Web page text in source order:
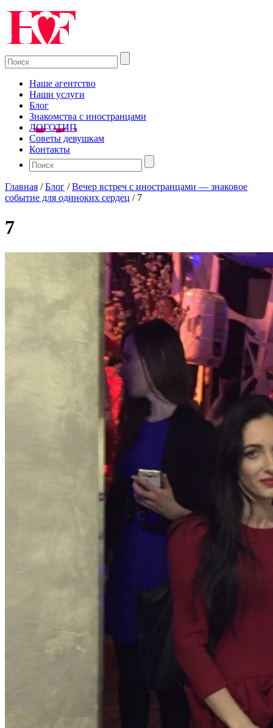
Наше агентство
Наши услуги
Блог
Знакомства с иностранцами
ЛОГОТИП
Советы девушкам
Контакты
Главная /Блог /Вечер встреч с иностранцами — знаковое
событие для одиноких сердец / 7
7